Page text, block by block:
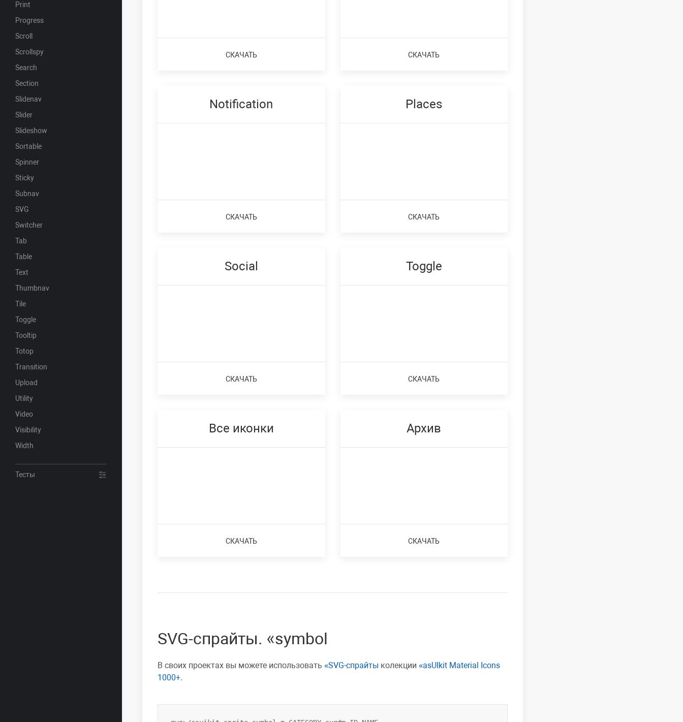
Print
Progress
Scroll
Scrollspy
Search
Section
Slidenav
Slider
Slideshow
Sortable
Spinner
Sticky
Subnav
SVG
Switcher
Tab
Table
Text
Thumbnav
Tile
Toggle
Tooltip
Totop
Transition
Upload
Utility
Video
Visibility
Width
Тесты
СКАЧАТЬ СКАЧАТЬ
Notification
СКАЧАТЬ
Places
СКАЧАТЬ
Social
СКАЧАТЬ
Toggle
СКАЧАТЬ
Все иконки
СКАЧАТЬ
Архив
СКАЧАТЬ
SVG-спрайты. symbol
В своих проектах вы можете использовать SVG-спрайты колекции
asUIkit Material Icons
1000+.